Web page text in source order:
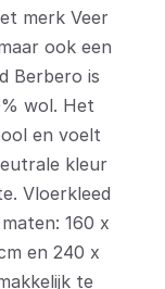
merk Veer
ook een
Berbero is
wol. Het
en voelt
kleur
Vloerkleed
160 x
en 240 x
te